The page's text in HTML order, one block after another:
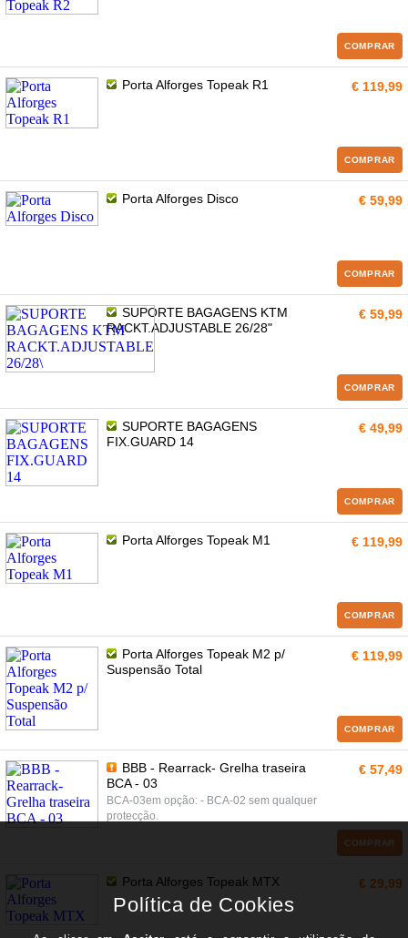
COMPRAR
Porta Alforges Topeak R1 € 119,99
COMPRAR
Porta Alforges Disco € 59,99
COMPRAR
SUPORTE BAGAGENS KTM
RACKT.ADJUSTABLE 26/28"
€ 59,99
COMPRAR
SUPORTE BAGAGENS
FIX.GUARD 14
€ 49,99
COMPRAR
Porta Alforges Topeak M1 € 119,99
COMPRAR
Porta Alforges Topeak M2 p/
Suspensão Total
€ 119,99
COMPRAR
BBB - Rearrack- Grelha traseira
BCA - 03
BCA-03em opção: - BCA-02 sem qualquer
protecção.
€ 57,49
COMPRAR
Porta Alforges Topeak MTX € 29,99